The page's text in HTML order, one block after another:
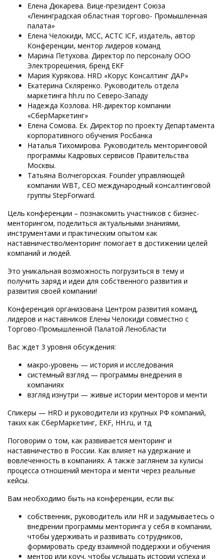
Елена Дюкарева. Вице-президент Союза
«Ленинградская областная торгово- Промышленная
палата»
Елена Челокиди, MCC, ACTC ICF, издатель, автор
Конференции, ментор лидеров команд
Марина Петухова. Директор по персоналу ООО
Электрорешения, бренд EKF
Мария Курякова. HRD «Корус Консалтинг ДАР»
Екатерина Скляренко. Руководитель отдела
маркетинга hh.ru по Северо-Западу
Надежда Козлова. HR-директор компании
«СберМаркетинг»
Елена Сомова. Ех. Директор по проекту Департамента
корпоративного обучения Росбанка
Наталья Тихомирова. Руководитель менторинговой
программы Кадровых сервисов Правительства
Москвы.
Татьяна Волчегорская. Founder управляющей
компании WBT, CEO международный консалтинговой
группы StepForward.
Цель конференции – познакомить участников с бизнес-
менторингом, поделиться актуальными знаниями,
инструментами и практическим опытом как
наставничество/менторинг помогает в достижении целей
компаний и людей.
Это уникальная возможность погрузиться в тему и
получить заряд и идеи для собственного развития и
развития своей компании!
Конференция организована Центром развития команд,
лидеров и наставников Елены Челокиди совместно с
Торгово-Промышленной Палатой Ленобласти
Вас ждет 3 уровня обсуждения:
макро-уровень — история и исследования
системный взгляд — программы внедрения в
компаниях
взгляд изнутри — живые истории менторов и менти
Спикеры — HRD и руководители из крупных РФ компаний,
таких как СберМаркетинг, EKF, HH.ru, и тд
Поговорим о том, как развивается менторинг и
наставничество в России. Как влияет на удержание и
вовлеченность в компаниях. А также заглянем за кулисы
процесса отношений ментора и менти через реальные
кейсы.
Вам необходимо быть на конференции, если вы:
собственник, руководитель или HR и задумываетесь о
внедрении программы менторинга у себя в компании,
чтобы удерживать и развивать сотрудников,
формировать среду взаимной поддержки и обучения
ментор или коуч, чтобы услышать истории успеха и